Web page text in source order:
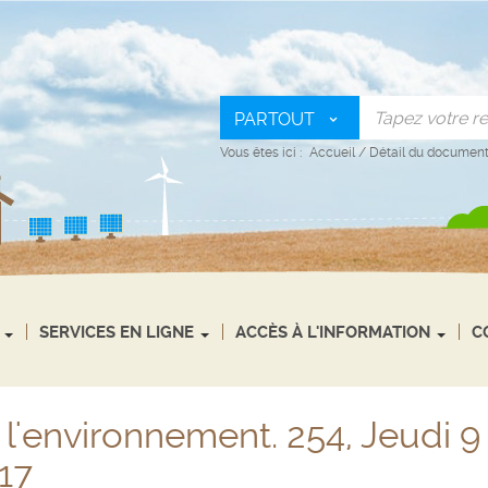
PARTOUT
Vous êtes ici : Accueil / Détail du document
SERVICES EN LIGNE ACCÈS À L'INFORMATION
254, Jeudi 9